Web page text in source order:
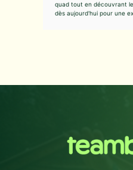
quad tout en découvrant
dès aujourd'hui pour une